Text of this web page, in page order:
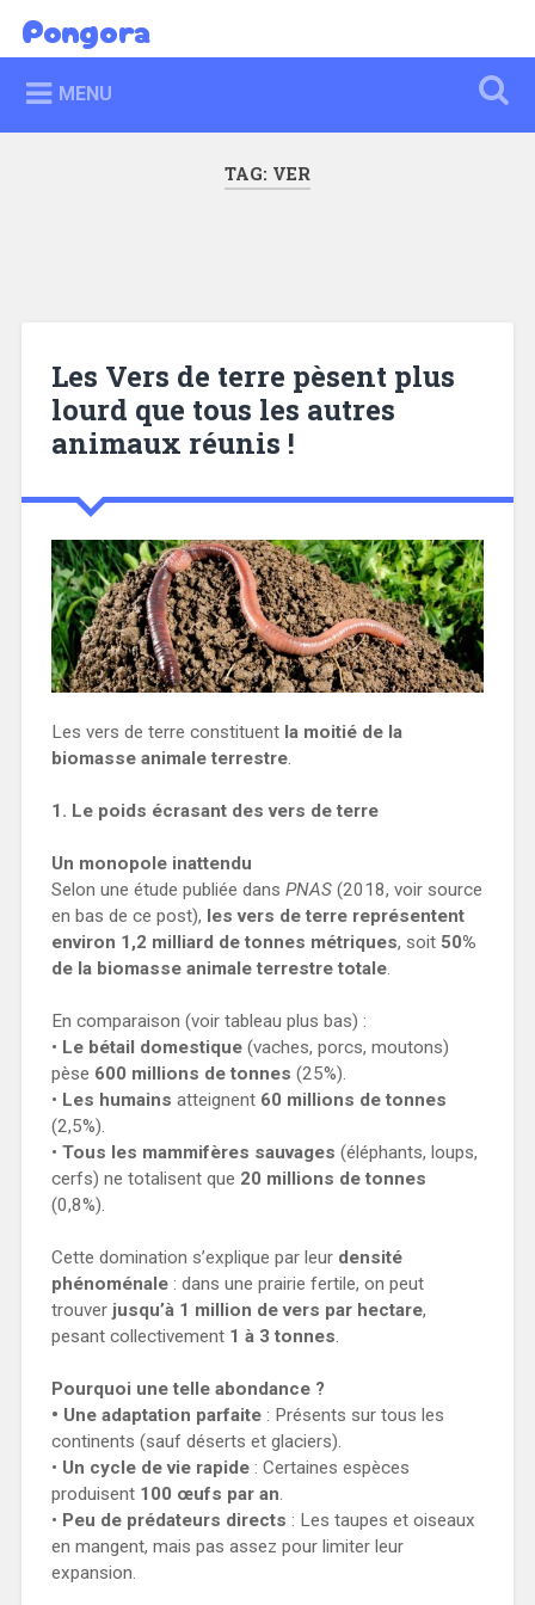
content
Search
Pongora
MENU
TAG: VER
Les Vers de terre pèsent plus
lourd que tous les autres
animaux réunis !
Les vers de terre constituent la moitié de la
biomasse animale terrestre.
1. Le poids écrasant des vers de terre
Un monopole inattendu
Selon une étude publiée dans PNAS(2018, voir source
en bas de ce post), les vers de terre représentent
environ 1,2 milliard de tonnes métriques, soit 50%
de la biomasse animale terrestre totale.
En comparaison (voir tableau plus bas) :
• Le bétail domestique(vaches, porcs, moutons)
pèse 600 millions de tonnes (25%).
• Les humains atteignent 60 millions de tonnes
(2,5%).
• Tous les mammifères sauvages (éléphants, loups,
cerfs) ne totalisent que 20 millions de tonnes
(0,8%).
Cette domination s’explique par leur densité
phénoménale: dans une prairie fertile, on peut
trouver jusqu’à 1 million de vers par hectare,
pesant collectivement 1 à 3 tonnes.
Pourquoi une telle abondance ?
• Une adaptation parfaite: Présents sur tous les
continents (sauf déserts et glaciers).
• Un cycle de vie rapide: Certaines espèces
produisent 100 œufs par an.
• Peu de prédateurs directs : Les taupes et oiseaux
en mangent, mais pas assez pour limiter leur
expansion.